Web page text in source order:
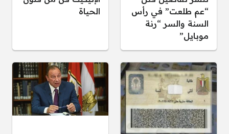
“عم طلعت” في رأس
السنة والسر “رنة
موبايل”
الحياة